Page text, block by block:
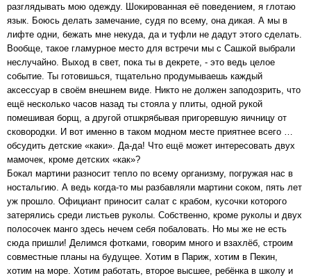
разглядывать мою одежду. Шокированная её поведением, я глотаю
язык. Боюсь делать замечание, судя по всему, она дикая. А мы в
лифте одни, бежать мне некуда, да и туфли не дадут этого сделать.
Вообще, такое гламурное место для встречи мы с Сашкой выбрали
неслучайно. Выход в свет, пока ты в декрете, - это ведь целое
событие. Ты готовишься, тщательно продумываешь каждый
аксессуар в своём внешнем виде. Никто не должен заподозрить, что
ещё несколько часов назад ты стояла у плиты, одной рукой
помешивая борщ, а другой отшкрябывая пригоревшую яичницу от
сковородки. И вот именно в таком модном месте приятнее всего …
обсудить детские «каки». Да-да! Что ещё может интересовать двух
мамочек, кроме детских «как»?
Бокал мартини разносит тепло по всему организму, погружая нас в
ностальгию. А ведь когда-то мы разбавляли мартини соком, пять лет
уж прошло. Официант приносит салат с крабом, кусочки которого
затерялись среди листьев руколы. Собственно, кроме руколы и двух
полосочек манго здесь нечем себя побаловать. Но мы же не есть
сюда пришли! Делимся фотками, говорим много и взахлёб, строим
совместные планы на будущее. Хотим в Париж, хотим в Пекин,
хотим на море. Хотим работать, второе высшее, ребёнка в школу и